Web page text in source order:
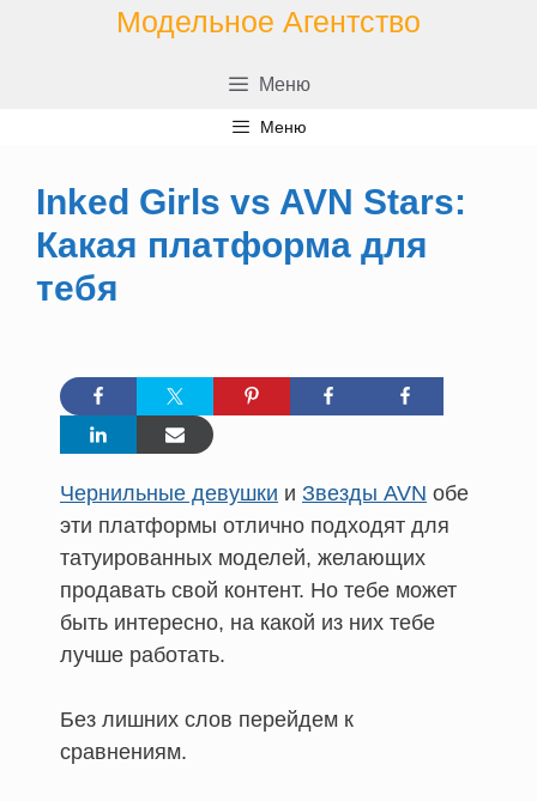
Модельное Агентство
Меню
Меню
Inked Girls vs AVN Stars:
Какая платформа для
тебя
Чернильные девушки и Звезды AVN обе
эти платформы отлично подходят для
татуированных моделей, желающих
продавать свой контент. Но тебе может
быть интересно, на какой из них тебе
лучше работать.
Без лишних слов перейдем к
сравнениям.